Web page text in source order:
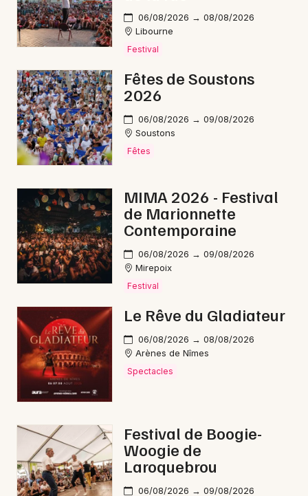
06/08/2026 → 08/08/2026
Libourne
Festival
Fêtes de Soustons
2026
06/08/2026 → 09/08/2026
Soustons
Fêtes
MIMA 2026 - Festival
de Marionnette
Contemporaine
06/08/2026 → 09/08/2026
Mirepoix
Festival
Le Rêve du Gladiateur
06/08/2026 → 08/08/2026
Arènes de Nîmes
Spectacles
Festival de Boogie-
Woogie de
Laroquebrou
06/08/2026 → 09/08/2026